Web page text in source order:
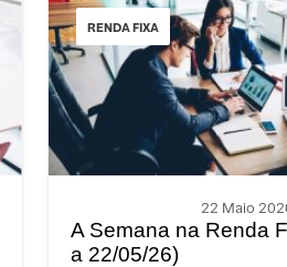
RENDA FIXA
22 Maio
A Semana na Renda
a 22/05/26)